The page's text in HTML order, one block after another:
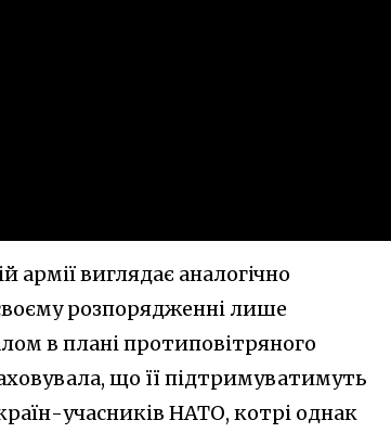
виглядає аналогічно
розпорядженні лише
в плані протиповітряного
що її підтримуватимуть
учасників НАТО, котрі однак